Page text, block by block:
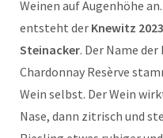
Weinen auf Augenhöhe
entsteht der Knewitz
Steinacker. Der Name der
Chardonnay Resèrve
Wein selbst. Der Wein
Nase, dann zitrisch und